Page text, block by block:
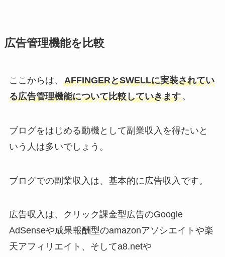
広告管理機能を比較
ここからは、 AFFINGERとSWELLに実装されてい
る広告管理機能について比較していきます。
ブログをはじめる動機として副業収入を得たいと
いう人は多いでしょう。
ブログでの副業収入は、基本的に広告収入です。
広告収入は、クリック課金型広告のGoogle
AdSenseや成果報酬型のamazonアソシエイトや楽
天アフィリエイト、そしてa8.netや